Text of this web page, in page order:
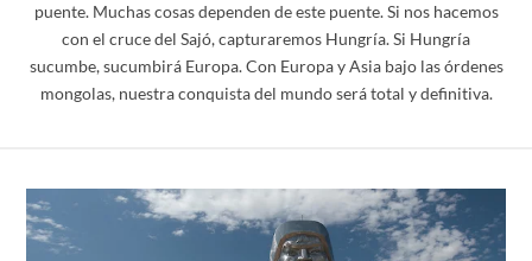
puente. Muchas cosas dependen de este puente. Si nos hacemos
con el cruce del Sajó, capturaremos Hungría. Si Hungría
sucumbe, sucumbirá Europa. Con Europa y Asia bajo las órdenes
mongolas, nuestra conquista del mundo será total y definitiva.